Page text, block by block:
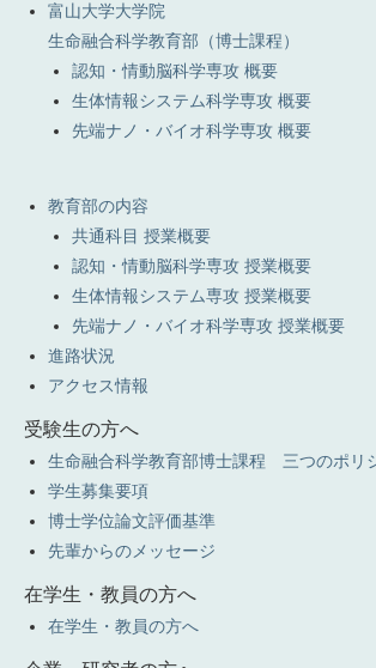
富山大学大学院
生命融合科学教育部（博士課程）
認知・情動脳科学専攻 概要
生体情報システム科学専攻 概要
先端ナノ・バイオ科学専攻 概要
教育部の内容
共通科目 授業概要
認知・情動脳科学専攻 授業概要
生体情報システム専攻 授業概要
先端ナノ・バイオ科学専攻 授業概要
進路状況
アクセス情報
受験生の方へ
生命融合科学教育部博士課程 三つのポリ
学生募集要項
博士学位論文評価基準
先輩からのメッセージ
在学生・教員の方へ
在学生・教員の方へ